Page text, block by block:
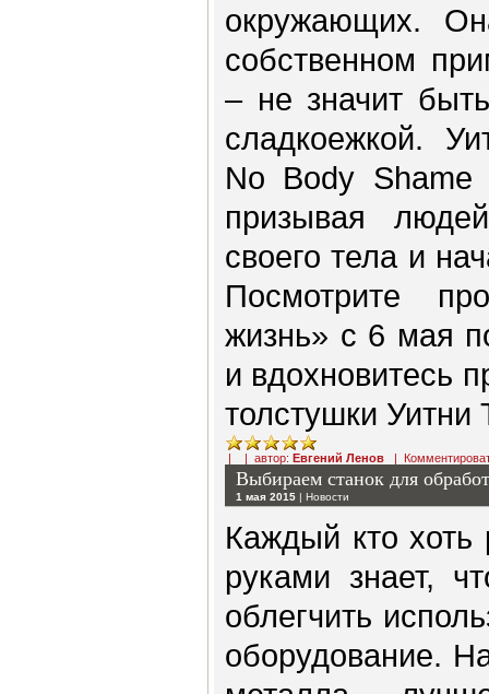
окружающих.
собственном
– не значит
сладкоежкой.
No Body Shame
призывая
своего тела и
Посмотрите
жизнь» c 6 мая
и вдохновитесь
толстушки Уитни
| | автор: Евгений Ленов |
Выбираем станок для
1 мая 2015 | Новости
Каждый кто хоть
руками знает,
облегчить
оборудование.